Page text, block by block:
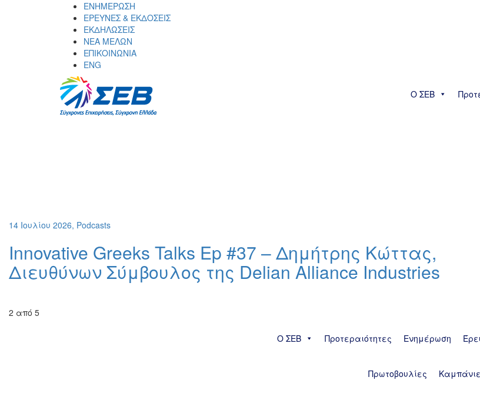
ΕΝΗΜΕΡΩΣΗ
ΕΡΕΥΝΕΣ & ΕΚΔΟΣΕΙΣ
ΕΚΔΗΛΩΣΕΙΣ
ΝΕΑ ΜΕΛΩΝ
ΕΠΙΚΟΙΝΩΝΙΑ
ENG
Ο ΣΕΒ
Ο ΣΕΒ Προτεραιότητες Ενημέρωση
Πρωτοβουλίες
14 Ιουλίου 2026, Podcasts
Innovative Greeks Talks Ep #37 – Δημήτρης Κώττας,
Διευθύνων Σύμβουλος της Delian Alliance Industries
2 από 5